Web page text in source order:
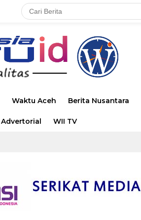
Waktu Aceh Berita Nusantara
Advertorial WII TV